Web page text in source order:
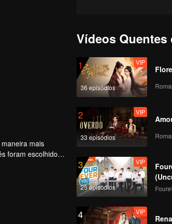
mais
foram escolhidos
e muitos
Vídeos Quentes
1
36 episódios
VIP
2
33 episódios
VIP
3
25 episódios
VIP
4 VIP